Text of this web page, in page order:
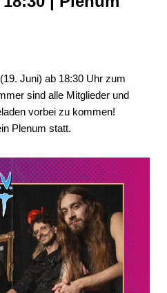
Juni) ab 18:30 Uhr zum
sind alle Mitglieder und
vorbei zu kommen!
Plenum statt.